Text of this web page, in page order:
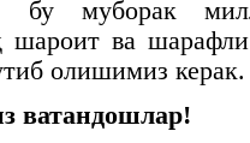
бу муборак
шароит ва
олишимиз керак.
ватандошлар!